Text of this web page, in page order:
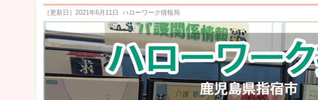
［更新日］ 2021年6月11日 ハローワーク情報局